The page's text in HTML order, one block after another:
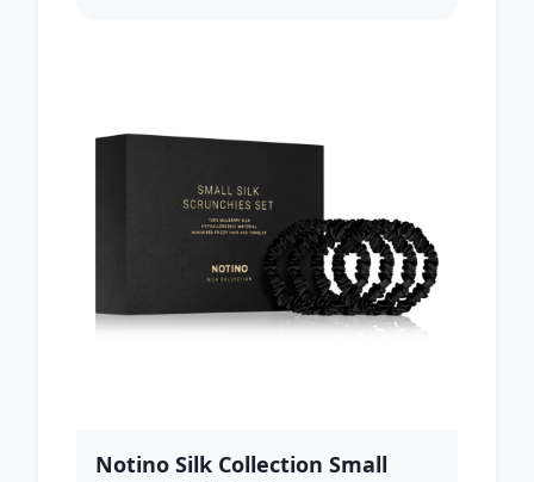
Notino Silk Collection Small